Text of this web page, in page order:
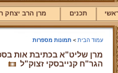
תכנים מרן הרב יצחק
עמוד הבית > תמונות מספרות
מרן שליט"א בכתיבת אות
הגר"ח קנייבסקי זצוק"ל